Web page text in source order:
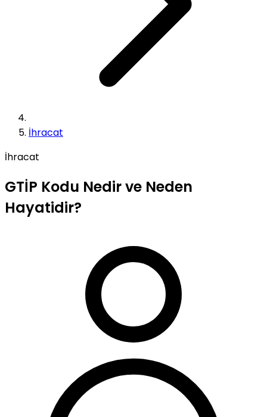
İhracat
İhracat
GTİP Kodu Nedir ve Neden
Hayatidir?